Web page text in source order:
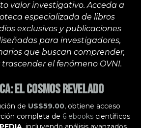
valor investigativo. Acceda a
especializada de libros
exclusivos y publicaciones
para investigadores,
que buscan comprender,
el fenómeno OVNI.
El Cosmos Revelado
de US$59.00, obtiene acceso
completa de 6 ebookscientíficos